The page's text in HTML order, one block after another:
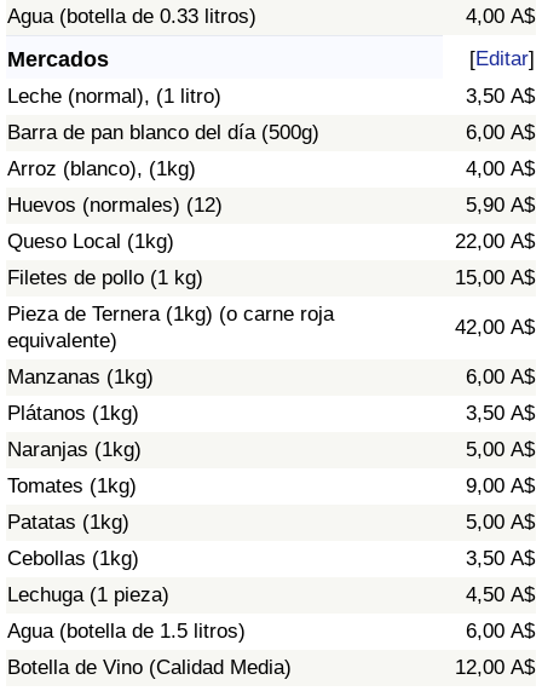
Agua (botella de 0.33 litros)
4,00 A$
Mercados [Editar]
Leche (normal), (1 litro)
3,50 A$
Barra de pan blanco del día (500g)
6,00 A$
Arroz (blanco), (1kg)
4,00 A$
Huevos (normales) (12)
5,90 A$
Queso Local (1kg)
22,00 A$
Filetes de pollo (1 kg)
15,00 A$
Pieza de Ternera (1kg) (o carne roja
equivalente)
42,00 A$
Manzanas (1kg)
6,00 A$
Plátanos (1kg)
3,50 A$
Naranjas (1kg)
5,00 A$
Tomates (1kg)
9,00 A$
Patatas (1kg)
5,00 A$
Cebollas (1kg)
3,50 A$
Lechuga (1 pieza)
4,50 A$
Agua (botella de 1.5 litros)
6,00 A$
Botella de Vino (Calidad Media)
12,00 A$
Índice de criminalidad por país
Sanidad
Índice de Sanidad (Actual)
Índice de Sanidad
Índice de Sanidad por País
Contaminación
Índice de Contaminación (Actual)
Índice de contaminación
Índice de Contaminación por País
Tráfico
Índice de Tráfico